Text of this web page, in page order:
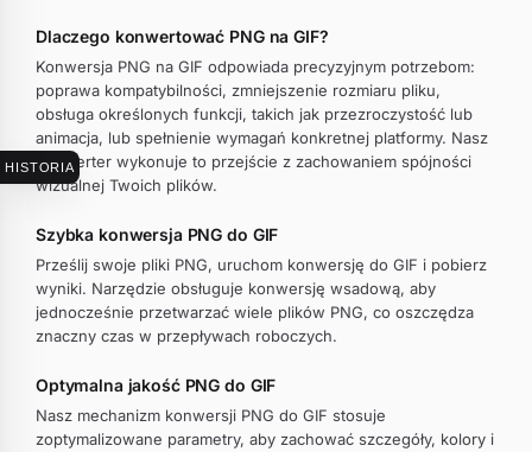
HISTORIA
Dlaczego konwertować PNG na GIF?
Konwersja PNG na GIF odpowiada precyzyjnym potrzebom:
poprawa kompatybilności, zmniejszenie rozmiaru pliku,
obsługa określonych funkcji, takich jak przezroczystość lub
animacja, lub spełnienie wymagań konkretnej platformy. Nasz
konwerter wykonuje to przejście z zachowaniem spójności
wizualnej Twoich plików.
Szybka konwersja PNG do GIF
Prześlij swoje pliki PNG, uruchom konwersję do GIF i pobierz
wyniki. Narzędzie obsługuje konwersję wsadową, aby
jednocześnie przetwarzać wiele plików PNG, co oszczędza
znaczny czas w przepływach roboczych.
Optymalna jakość PNG do GIF
Nasz mechanizm konwersji PNG do GIF stosuje
zoptymalizowane parametry, aby zachować szczegóły, kolory i